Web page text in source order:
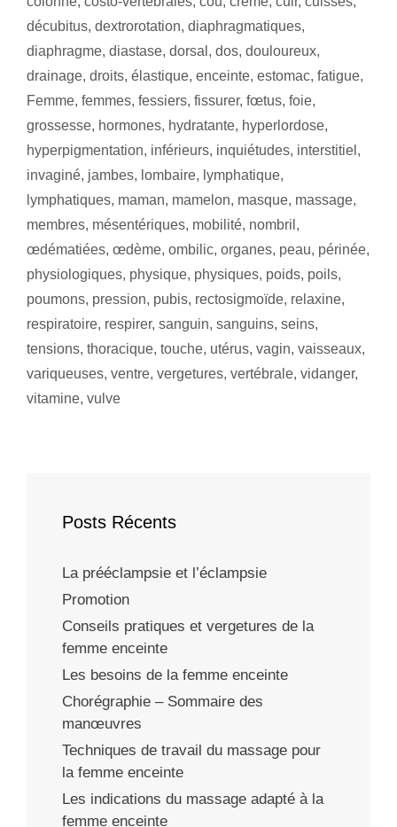
décubitus, dextrorotation, diaphragmatiques,
diaphragme, diastase, dorsal , dos, douloureux,
drainage, droits, élastique, enceinte, estomac, fatigue,
Femme, femmes, fessiers, fissurer, fœtus, foie,
grossesse, hormones, hydratante, hyperlordose,
hyperpigmentation, inférieurs, inquiétudes, interstitiel ,
invaginé, jambes, lombaire, lymphatique,
lymphatiques, maman, mamelon, masque, massage,
membres, mésentériques, mobilité, nombril ,
œdématiées, œdème, ombilic, organes, peau, périnée,
physiologiques, physique, physiques, poids, poils,
poumons, pression, pubis, rectosigmoïde, relaxine,
respiratoire, respirer, sanguin, sanguins, seins,
tensions, thoracique, touche, utérus, vagin, vaisseaux,
variqueuses, ventre, vergetures, vertébrale, vidanger,
vitamine, vulve
Posts Récents
La prééclampsie et l’éclampsie
Promotion
Conseils pratiques et vergetures de la
femme enceinte
Les besoins de la femme enceinte
Chorégraphie – Sommaire des
manœuvres
Techniques de travail du massage pour
la femme enceinte
Les indications du massage adapté à la
femme enceinte